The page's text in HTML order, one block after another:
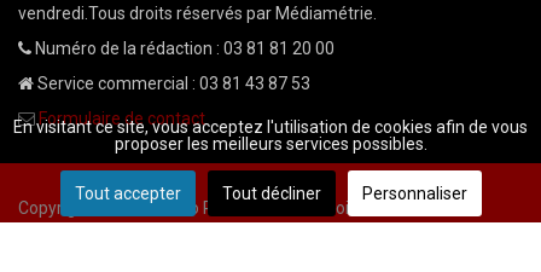
vendredi.Tous droits réservés par Médiamétrie.
Numéro de la rédaction : 03 81 81 20 00
Service commercial : 03 81 43 87 53
Formulaire de contact
Copyright © 2026 Radio Plein Air - Tous droits réservés
En visitant ce site, vous acceptez l'utilisation de cookies afin de vous
proposer les meilleurs services possibles.
Tout accepter Tout décliner Personnaliser